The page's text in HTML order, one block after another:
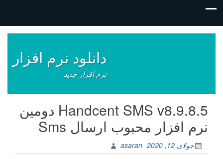
نوشته‌ها
دانلود نرم افزار
نرم افزار جدید
Handcent SMS v8.9.8.5 دومین
نرم افزار محبوب ارسال Sms
جولای 12, 2020
asaran